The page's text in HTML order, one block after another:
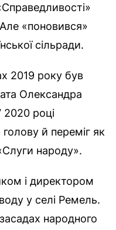
«поновився»
сільради.
2019 року був
Олександра
2020 році
й переміг як
народу».
і директором
у селі Ремель.
народного